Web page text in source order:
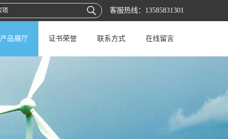
客服热线： 13585831301
产品展厅 证书荣誉 联系方式 在线留言